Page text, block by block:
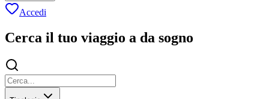
Accedi
Cerca il tuo viaggio a da sogno